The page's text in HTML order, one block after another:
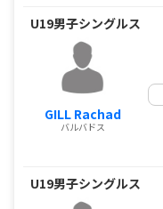
U19男子シングルス
GILL Rachad
バルバドス
U19男子シングルス